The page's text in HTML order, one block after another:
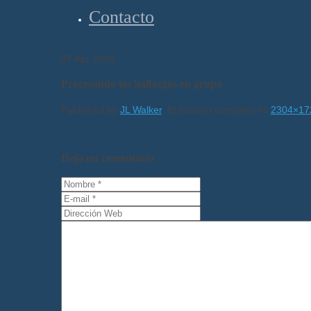
Contacto
07 Abr 2009
Procesando los hallazgos en grupo
Published by JL Walker. El tamaño completo es
Deja un comentario